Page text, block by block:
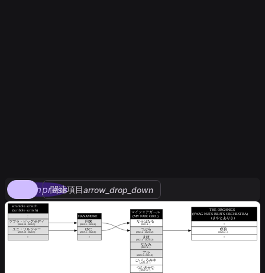
compress
関連項目arrow_drop_down